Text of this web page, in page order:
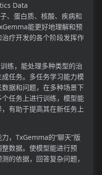
Data
、蛋白质、核酸、疾病和
能更好地理解和预
疗开发的各个阶段发挥作
练，能处理多种类型的治
任务。多任务学习能力模
据和问题，在多种场景下
任务上进行训练，模型能
有助于提高其在新任务上
，TxGemma的“聊天”版
数据。使模型能进行预
的依据，回答复杂问题，